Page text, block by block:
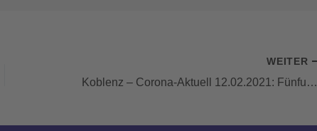
WEITER
Koblenz – Corona-Aktuell 12.02.2021: Fünfundsechzig Personen mit COVID-19-Erkrankung im Krankenhaus